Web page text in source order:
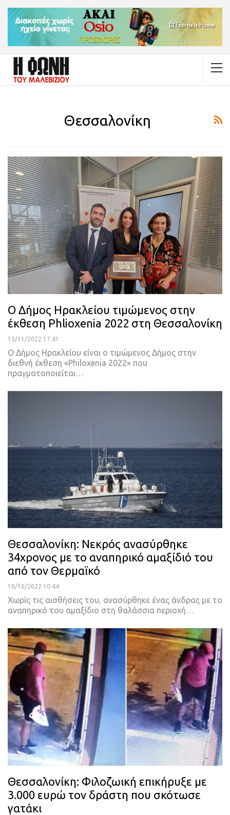
Θεσσαλονίκη
Ο Δήμος Ηρακλείου τιμώμενος στην
έκθεση Phlioxenia 2022 στη Θεσσαλονίκη
15/11/2022 17:41
Ο Δήμος Ηρακλείου είναι ο τιμώμενος Δήμος στην
διεθνή έκθεση «Philoxenia 2022» που
πραγματοποιείται…
Θεσσαλονίκη: Νεκρός ανασύρθηκε
34χρονος με το αναπηρικό αμαξίδιό του
από τον Θερμαϊκό
10/10/2022 10:44
Χωρίς τις αισθήσεις του, ανασύρθηκε ένας άνδρας με το
αναπηρικό του αμαξίδιο στη θαλάσσια περιοχή…
Θεσσαλονίκη: Φιλοζωική επικήρυξε με
3.000 ευρώ τον δράστη που σκότωσε
γατάκι